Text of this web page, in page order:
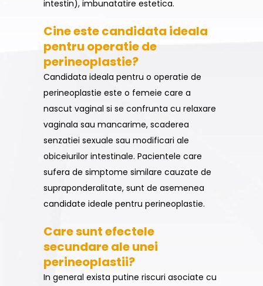
intestin), imbunatatire estetica.
Cine este candidata ideala
pentru operatie de
perineoplastie?
Candidata ideala pentru o operatie de
perineoplastie este o femeie care a
nascut vaginal si se confrunta cu relaxare
vaginala sau mancarime, scaderea
senzatiei sexuale sau modificari ale
obiceiurilor intestinale. Pacientele care
sufera de simptome similare cauzate de
supraponderalitate, sunt de asemenea
candidate ideale pentru perineoplastie.
Care sunt efectele
secundare ale unei
perineoplastii?
In general exista putine riscuri asociate cu